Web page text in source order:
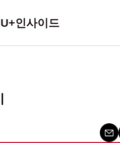
U+인사이드